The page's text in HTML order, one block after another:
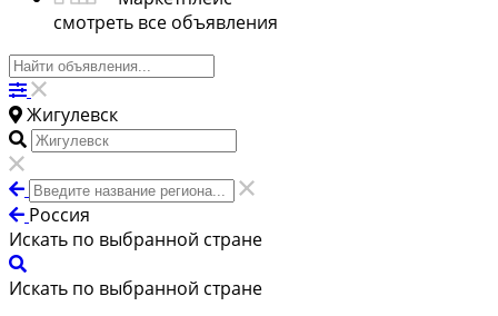
смотреть все объявления
Жигулевск
Россия
Искать по выбранной стране
Искать по выбранной стране